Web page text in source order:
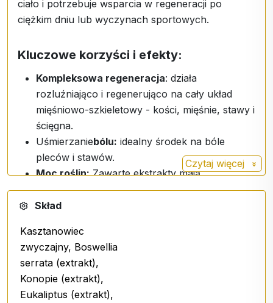
ciało i potrzebuje wsparcia w regeneracji po
ciężkim dniu lub wyczynach sportowych.
Kluczowe korzyści i efekty:
Kompleksowa regeneracja: działa
rozluźniająco i regenerująco na cały układ
mięśniowo-szkieletowy - kości, mięśnie, stawy i
ścięgna.
Uśmierzaniebólu: idealny środek na bóle
pleców i stawów.
Moc roślin:Zawarte ekstrakty mają
właściwości przeciwzapalne, antybakteryjne i
antyalergiczne.
Formuła premium:
Spray wykorzystuje moc naturalnych ekstraktów i
zaawansowanych składników:
Czytaj więcej
Skład
Kasztanowiec
zwyczajny, Boswellia
serrata (extrakt),
Konopie (extrakt),
Eukaliptus (extrakt),